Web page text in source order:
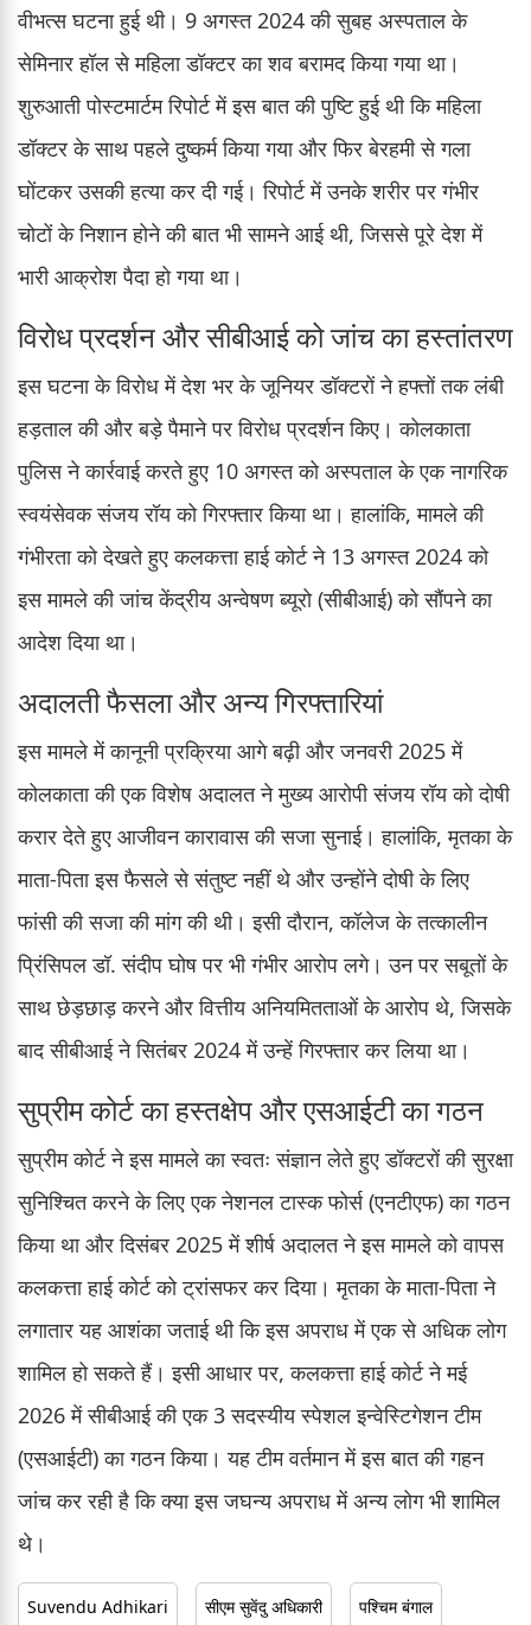
वीभत्स घटना हुई थी। 9 अगस्त 2024 की सुबह अस्पताल के
सेमिनार हॉल से महिला डॉक्टर का शव बरामद किया गया था।
शुरुआती पोस्टमार्टम रिपोर्ट में इस बात की पुष्टि हुई थी कि महिला
डॉक्टर के साथ पहले दुष्कर्म किया गया और फिर बेरहमी से गला
घोंटकर उसकी हत्या कर दी गई। रिपोर्ट में उनके शरीर पर गंभीर
चोटों के निशान होने की बात भी सामने आई थी, जिससे पूरे देश में
भारी आक्रोश पैदा हो गया था।
विरोध प्रदर्शन और सीबीआई को जांच का हस्तांतरण
इस घटना के विरोध में देश भर के जूनियर डॉक्टरों ने हफ्तों तक लंबी
हड़ताल की और बड़े पैमाने पर विरोध प्रदर्शन किए। कोलकाता
पुलिस ने कार्रवाई करते हुए 10 अगस्त को अस्पताल के एक नागरिक
स्वयंसेवक संजय रॉय को गिरफ्तार किया था। हालांकि, मामले की
गंभीरता को देखते हुए कलकत्ता हाई कोर्ट ने 13 अगस्त 2024 को
इस मामले की जांच केंद्रीय अन्वेषण ब्यूरो (सीबीआई) को सौंपने का
आदेश दिया था।
अदालती फैसला और अन्य गिरफ्तारियां
इस मामले में कानूनी प्रक्रिया आगे बढ़ी और जनवरी 2025 में
कोलकाता की एक विशेष अदालत ने मुख्य आरोपी संजय रॉय को दोषी
करार देते हुए आजीवन कारावास की सजा सुनाई। हालांकि, मृतका के
माता-पिता इस फैसले से संतुष्ट नहीं थे और उन्होंने दोषी के लिए
फांसी की सजा की मांग की थी। इसी दौरान, कॉलेज के तत्कालीन
प्रिंसिपल डॉ. संदीप घोष पर भी गंभीर आरोप लगे। उन पर सबूतों के
साथ छेड़छाड़ करने और वित्तीय अनियमितताओं के आरोप थे, जिसके
बाद सीबीआई ने सितंबर 2024 में उन्हें गिरफ्तार कर लिया था।
सुप्रीम कोर्ट का हस्तक्षेप और एसआईटी का गठन
सुप्रीम कोर्ट ने इस मामले का स्वतः संज्ञान लेते हुए डॉक्टरों की सुरक्षा
सुनिश्चित करने के लिए एक नेशनल टास्क फोर्स (एनटीएफ) का गठन
किया था और दिसंबर 2025 में शीर्ष अदालत ने इस मामले को वापस
कलकत्ता हाई कोर्ट को ट्रांसफर कर दिया। मृतका के माता-पिता ने
लगातार यह आशंका जताई थी कि इस अपराध में एक से अधिक लोग
शामिल हो सकते हैं। इसी आधार पर, कलकत्ता हाई कोर्ट ने मई
2026 में सीबीआई की एक 3 सदस्यीय स्पेशल इन्वेस्टिगेशन टीम
(एसआईटी) का गठन किया। यह टीम वर्तमान में इस बात की गहन
जांच कर रही है कि क्या इस जघन्य अपराध में अन्य लोग भी शामिल
थे।
Suvendu Adhikari सीएम सुवेंदु अधिकारी पश्चिम बंगाल